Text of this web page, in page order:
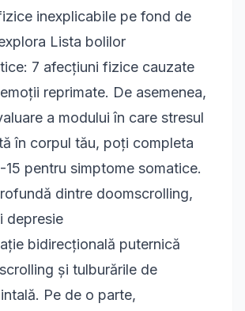
inexplicabile pe fond de
Lista bolilor
7 afecțiuni fizice cauzate
reprimate. De asemenea,
a modului în care stresul
în corpul tău, poți completa
15 pentru simptome somatice.
dintre doomscrolling,
depresie
bidirecțională puternică
și tulburările de
Pe de o parte,